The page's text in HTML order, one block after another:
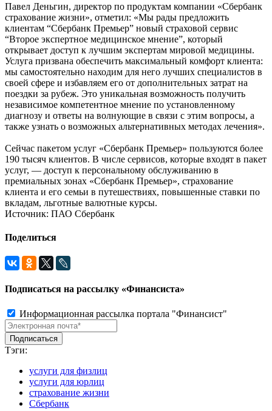
Павел Деньгин, директор по продуктам компании «Сбербанк
страхование жизни», отметил: «Мы рады предложить
клиентам “Сбербанк Премьер” новый страховой сервис
“Второе экспертное медицинское мнение”, который
открывает доступ к лучшим экспертам мировой медицины.
Услуга призвана обеспечить максимальный комфорт клиента:
мы самостоятельно находим для него лучших специалистов в
своей сфере и избавляем его от дополнительных затрат на
поездки за рубеж. Это уникальная возможность получить
независимое компетентное мнение по установленному
диагнозу и ответы на волнующие в связи с этим вопросы, а
также узнать о возможных альтернативных методах лечения».
Сейчас пакетом услуг «Сбербанк Премьер» пользуются более
190 тысяч клиентов. В числе сервисов, которые входят в пакет
услуг, — доступ к персональному обслуживанию в
премиальных зонах «Сбербанк Премьер», страхование
клиента и его семьи в путешествиях, повышенные ставки по
вкладам, льготные валютные курсы.
Источник: ПАО Сбербанк
Поделиться
Подписаться на рассылку «Финансиста»
Информационная рассылка портала "Финансист"
Тэги:
услуги для физлиц
услуги для юрлиц
страхование жизни
Сбербанк